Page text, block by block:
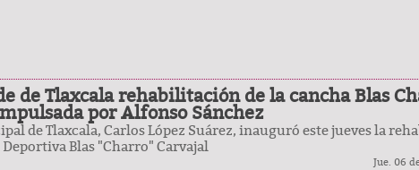
de Tlaxcala rehabilitación de la cancha Blas
por Alfonso Sánchez
de Tlaxcala, Carlos López Suárez, inauguró este jueves la
Blas "Charro" Carvajal
Jue. 06